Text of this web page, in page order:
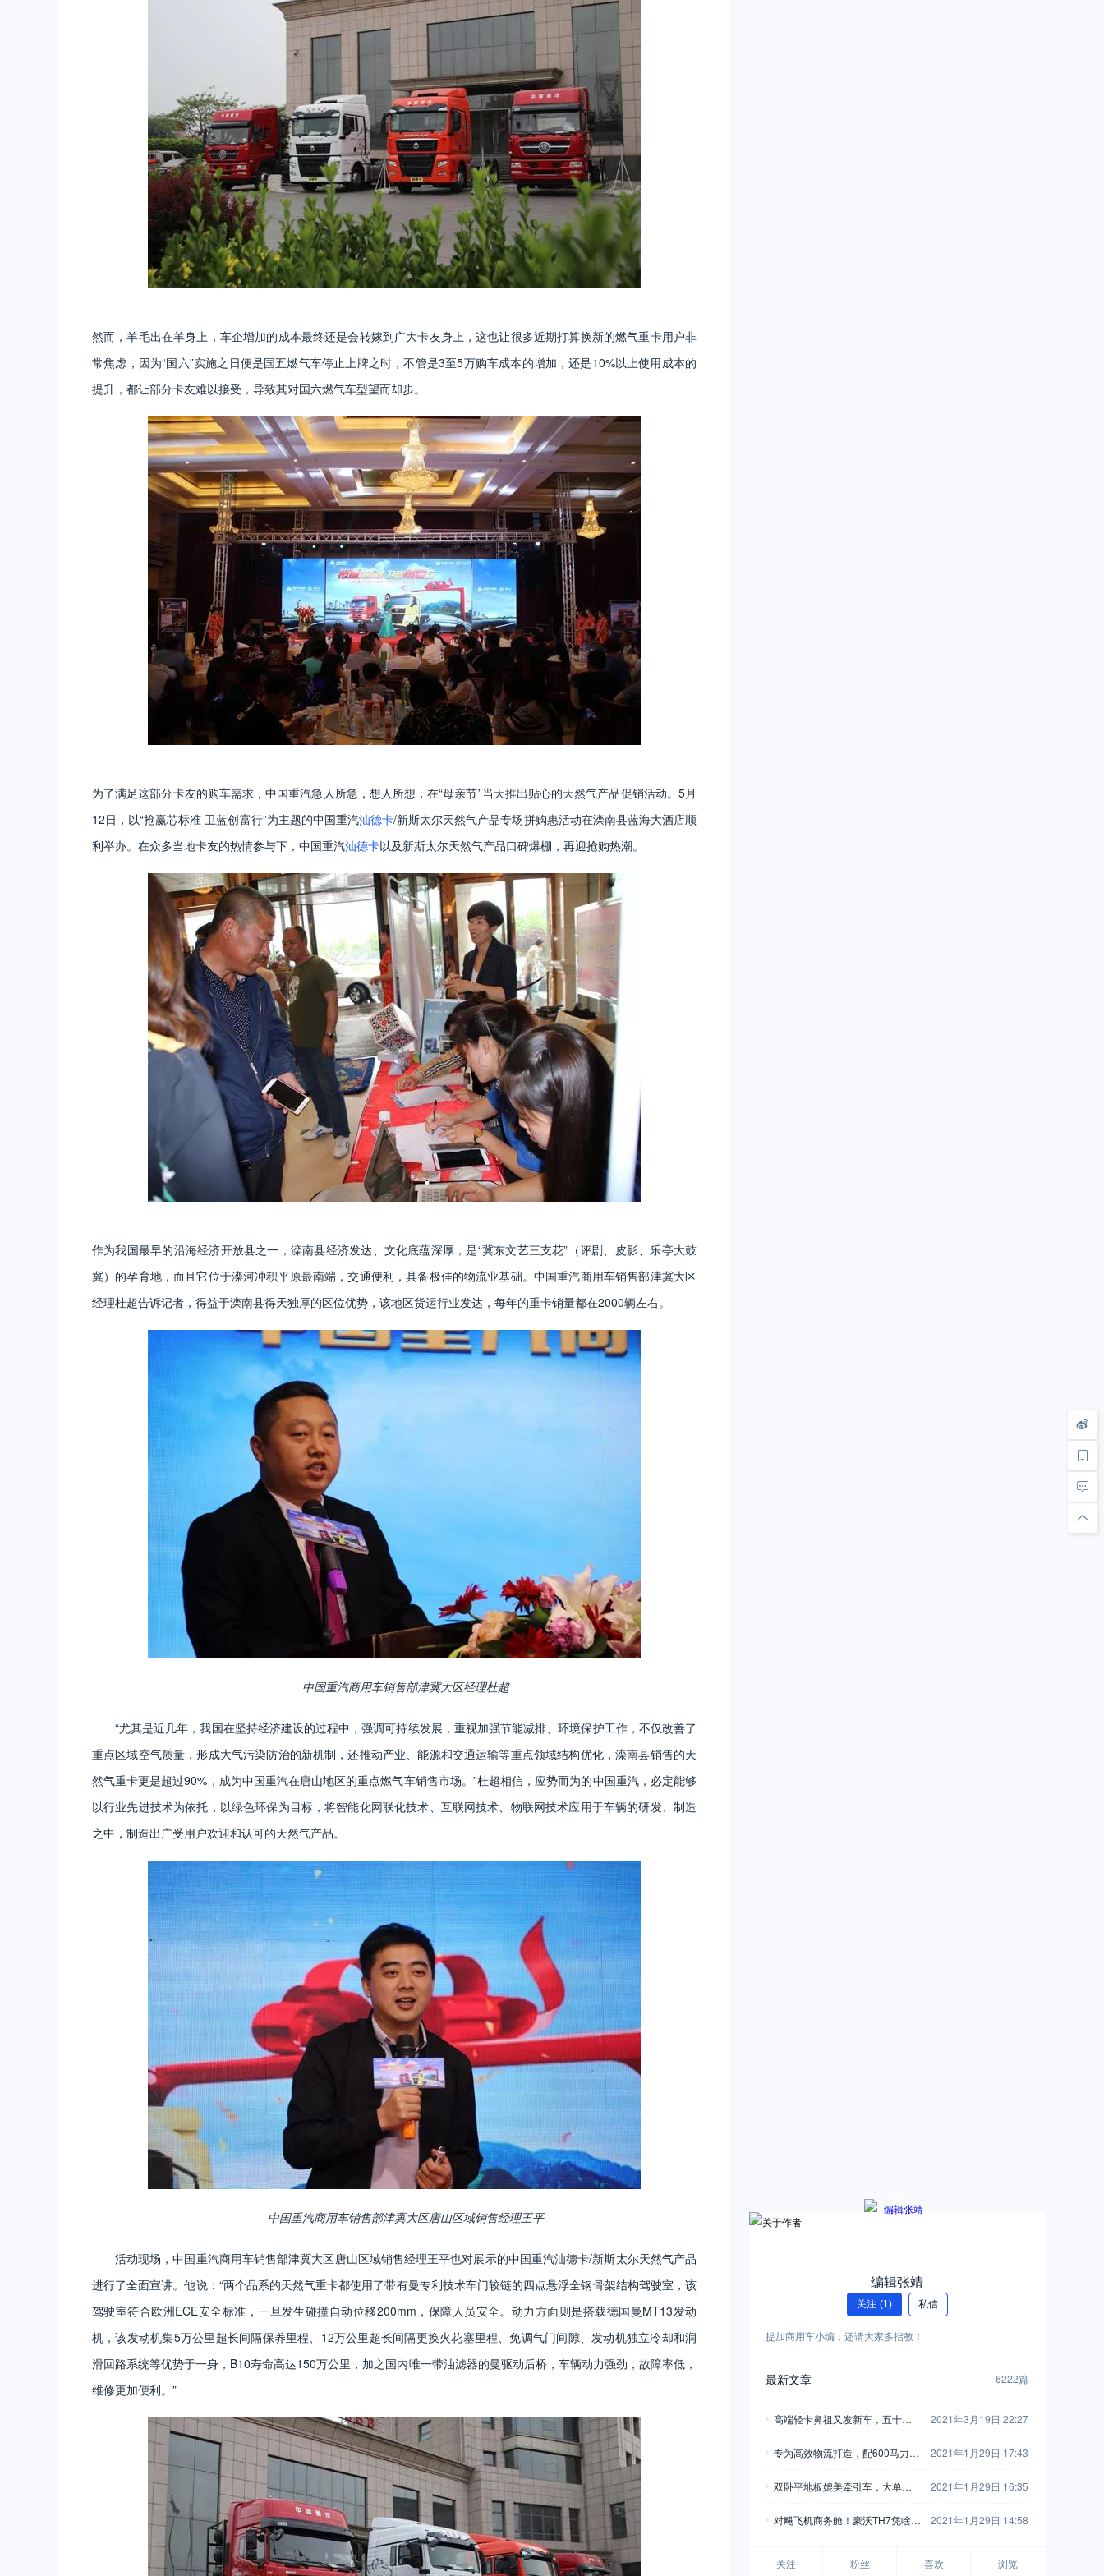
然而，羊毛出在羊身上，车企增加的成本最终还是会转嫁到广大卡友身上，这也让很多近期打算换新的燃气重卡用户非
常焦虑，因为“国六”实施之日便是国五燃气车停止上牌之时，不管是3至5万购车成本的增加，还是10%以上使用成本的
提升，都让部分卡友难以接受，导致其对国六燃气车型望而却步。
为了满足这部分卡友的购车需求，中国重汽急人所急，想人所想，在“母亲节”当天推出贴心的天然气产品促销活动。5月
12日，以“抢赢芯标准 卫蓝创富行”为主题的中国重汽汕德卡/新斯太尔天然气产品专场拼购惠活动在滦南县蓝海大酒店顺
利举办。在众多当地卡友的热情参与下，中国重汽汕德卡以及新斯太尔天然气产品口碑爆棚，再迎抢购热潮。
作为我国最早的沿海经济开放县之一，滦南县经济发达、文化底蕴深厚，是“冀东文艺三支花”（评剧、皮影、乐亭大鼓
冀）的孕育地，而且它位于滦河冲积平原最南端，交通便利，具备极佳的物流业基础。中国重汽商用车销售部津冀大区
经理杜超告诉记者，得益于滦南县得天独厚的区位优势，该地区货运行业发达，每年的重卡销量都在2000辆左右。
中国重汽商用车销售部津冀大区经理杜超
“尤其是近几年，我国在坚持经济建设的过程中，强调可持续发展，重视加强节能减排、环境保护工作，不仅改善了
重点区域空气质量，形成大气污染防治的新机制，还推动产业、能源和交通运输等重点领域结构优化，滦南县销售的天
然气重卡更是超过90%，成为中国重汽在唐山地区的重点燃气车销售市场。”杜超相信，应势而为的中国重汽，必定能够
以行业先进技术为依托，以绿色环保为目标，将智能化网联化技术、互联网技术、物联网技术应用于车辆的研发、制造
之中，制造出广受用户欢迎和认可的天然气产品。
中国重汽商用车销售部津冀大区唐山区域销售经理王平
活动现场，中国重汽商用车销售部津冀大区唐山区域销售经理王平也对展示的中国重汽汕德卡/新斯太尔天然气产品
进行了全面宣讲。他说：“两个品系的天然气重卡都使用了带有曼专利技术车门较链的四点悬浮全钢骨架结构驾驶室，该
驾驶室符合欧洲ECE安全标准，一旦发生碰撞自动位移200mm，保障人员安全。动力方面则是搭载徳国曼MT13发动
机，该发动机集5万公里超长间隔保养里程、12万公里超长间隔更换火花塞里程、免调气门间隙、发动机独立冷却和润
滑回路系统等优势于一身，B10寿命高达150万公里，加之国内唯一带油滤器的曼驱动后桥，车辆动力强劲，故障率低，
维修更加便利。”
编辑张靖
关注 (1) 私信
提加商用车小编，还请大家多指教！
最新文章 6222篇
高端轻卡鼻祖又发新车，五十铃
别错过
2021年3月19日 22:27
专为高效物流打造，配600马力玉
版牵引车
2021年1月29日 17:43
双卧平地板媲美牵引车，大单桥7
2021年1月29日 16:35
对飚飞机商务舱！豪沃TH7凭啥开
2021年1月29日 14:58
关注 粉丝 喜欢 浏览